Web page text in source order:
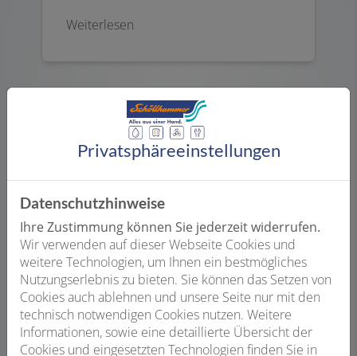
Weiterlesen
Service
Sanitärinstallationen für langfristig
sauberes Wasser sind unsere Stärke.
Wir unterstützen Sie aber in vielen
Privatsphäre­einstellungen
Datenschutzhinweise
Ihre Zustimmung können Sie jederzeit widerrufen.
Wir verwenden auf dieser Webseite Cookies und
weitere Technologien, um Ihnen ein bestmögliches
Nutzungserlebnis zu bieten. Sie können das Setzen von
Cookies auch ablehnen und unsere Seite nur mit den
technisch notwendigen Cookies nutzen. Weitere
Informationen, sowie eine detaillierte Übersicht der
Cookies und eingesetzten Technologien finden Sie in